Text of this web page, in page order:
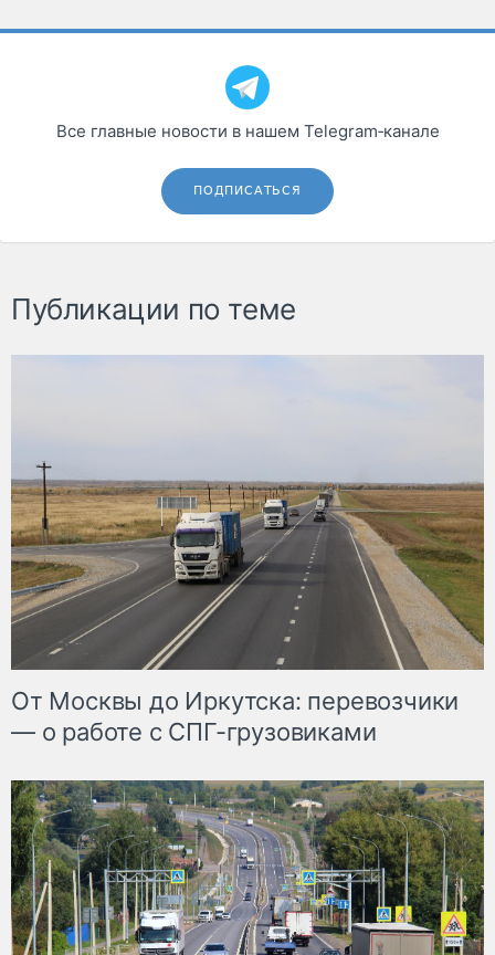
Все главные новости в нашем Telegram‑канале
ПОДПИСАТЬСЯ
Публикации по теме
От Москвы до Иркутска: перевозчики
— о работе с СПГ-грузовиками